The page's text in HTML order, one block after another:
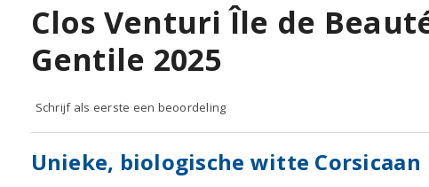
Clos Venturi Île de
Gentile 2025
Schrijf als eerste een beoordeling
Unieke, biologische witte Corsicaan